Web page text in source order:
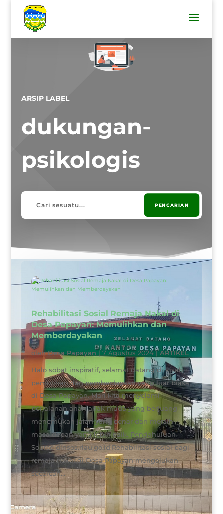
ARSIP LABEL
dukungan-
psikologis
Rehabilitasi Sosial Remaja Nakal di
Desa Papayan: Memulihkan dan
Memberdayakan
olehDesa Papayan|7 Agustus 2024|ARTIKEL
Halo sobat inspiratif, selamat datang di kisah
pemulihan dan pemberdayaan yang luar biasa
di Desa Papayan. Mari kita menyelami
perjalanan anak-anak muda yang berjuang
menemukan jalan yang benar dan meraih
masa depan yang lebih baik. Pendahuluan
Source dinsos.riau.go.id Rehabilitasi sosial bagi
remaja nakal di Desa Papayan mengajukan
secercah...